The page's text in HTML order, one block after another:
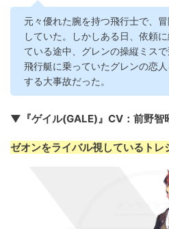
元々優れた腕を持つ飛行士で、
していた。しかしある日、依頼
ている途中、グレンの操縦ミス
飛行艇に乗っていたグレンの恋
する大事故だった。
▼『ゲイル(GALE)』CV：前野智
ゼオンをライバル視しているトレ